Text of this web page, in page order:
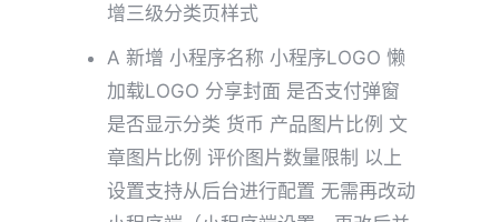
增三级分类页样式
A 新增 小程序名称 小程序LOGO 懒
加载LOGO 分享封面 是否支付弹窗
是否显示分类 货币 产品图片比例 文
章图片比例 评价图片数量限制 以上
设置支持从后台进行配置 无需再改动